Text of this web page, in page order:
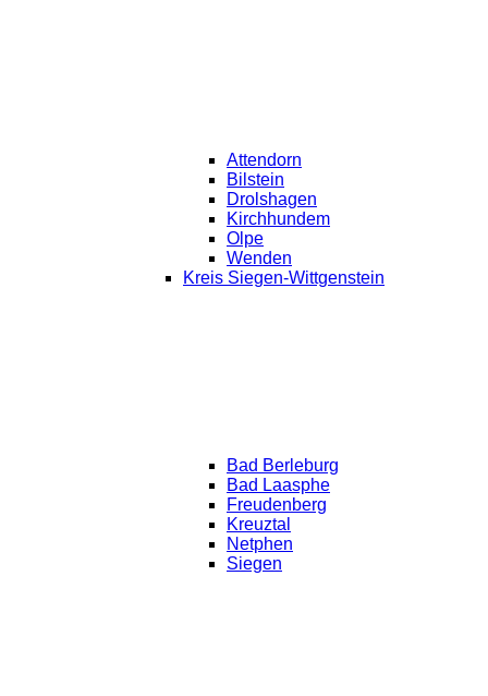
Attendorn
Bilstein
Drolshagen
Kirchhundem
Olpe
Wenden
Kreis Siegen-Wittgenstein
Bad Berleburg
Bad Laasphe
Freudenberg
Kreuztal
Netphen
Siegen